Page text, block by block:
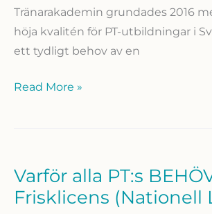
Tränarakademin grundades 2016
höja kvalitén för PT-utbildningar i
ett tydligt behov av en
Intervju
Read More »
Varför alla PT:s
Frisklicens (Nationell